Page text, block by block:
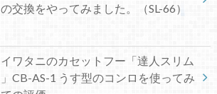
の交換をやってみました。（SL-66）
イワタニのカセットフー「達人スリム
」CB-AS-1 うす型のコンロを使ってみ